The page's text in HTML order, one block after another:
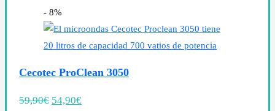
- 8%
Cecotec ProClean 3050
59,90€ 54,90€